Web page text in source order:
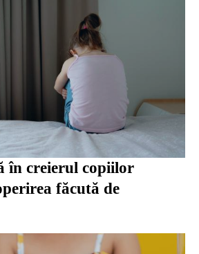
în creierul copiilor
făcută de